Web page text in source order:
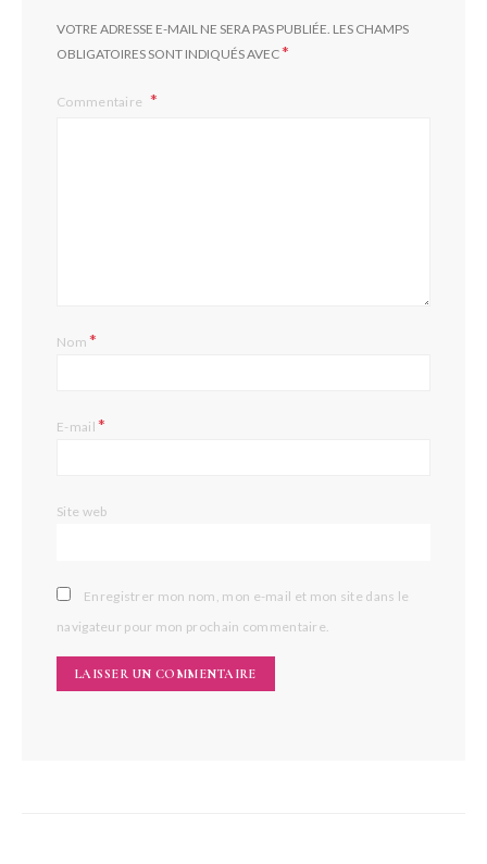
VOTRE ADRESSE E-MAIL NE SERA PAS PUBLIÉE. LES CHAMPS
OBLIGATOIRES SONT INDIQUÉS AVEC*
Commentaire
Nom*
E-mail*
Site web
Enregistrer mon nom, mon e-mail et mon site dans le
navigateur pour mon prochain commentaire.